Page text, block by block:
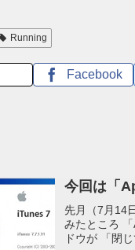
Running
Facebook
今回は「
先月（7月14
みたところ
ドウが 「閉じ